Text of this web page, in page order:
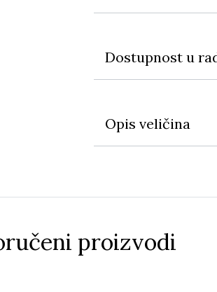
Dostupnost u
Opis veličina
proizvodi